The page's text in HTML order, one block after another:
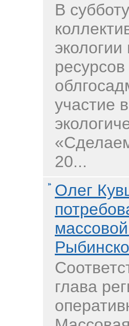
В
участие
20...
Олег
глава